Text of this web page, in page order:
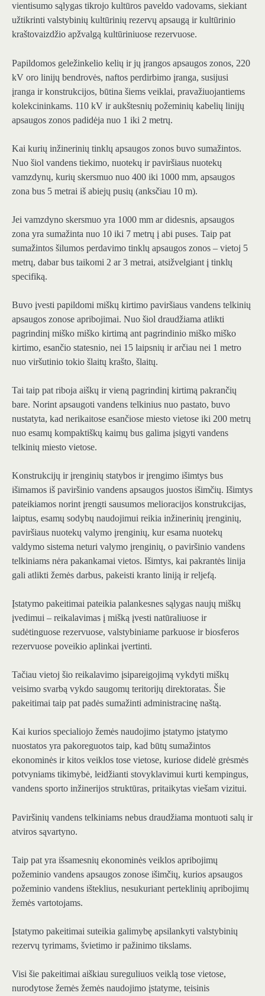
vientisumo sąlygas tikrojo kultūros paveldo vadovams, siekiant
užtikrinti valstybinių kultūrinių rezervų apsaugą ir kultūrinio
kraštovaizdžio apžvalgą kultūriniuose rezervuose.
Papildomos geležinkelio kelių ir jų įrangos apsaugos zonos, 220
kV oro linijų bendrovės, naftos perdirbimo įranga, susijusi
įranga ir konstrukcijos, būtina šiems veiklai, pravažiuojantiems
kolekcininkams. 110 kV ir aukštesnių požeminių kabelių linijų
apsaugos zonos padidėja nuo 1 iki 2 metrų.
Kai kurių inžinerinių tinklų apsaugos zonos buvo sumažintos.
Nuo šiol vandens tiekimo, nuotekų ir paviršiaus nuotekų
vamzdynų, kurių skersmuo nuo 400 iki 1000 mm, apsaugos
zona bus 5 metrai iš abiejų pusių (anksčiau 10 m).
Jei vamzdyno skersmuo yra 1000 mm ar didesnis, apsaugos
zona yra sumažinta nuo 10 iki 7 metrų į abi puses. Taip pat
sumažintos šilumos perdavimo tinklų apsaugos zonos – vietoj 5
metrų, dabar bus taikomi 2 ar 3 metrai, atsižvelgiant į tinklų
specifiką.
Buvo įvesti papildomi miškų kirtimo paviršiaus vandens telkinių
apsaugos zonose apribojimai. Nuo šiol draudžiama atlikti
pagrindinį miško miško kirtimą ant pagrindinio miško miško
kirtimo, esančio statesnio, nei 15 laipsnių ir arčiau nei 1 metro
nuo viršutinio tokio šlaitų krašto, šlaitų.
Tai taip pat riboja aiškų ir vieną pagrindinį kirtimą pakrančių
bare. Norint apsaugoti vandens telkinius nuo pastato, buvo
nustatyta, kad nerikaitose esančiose miesto vietose iki 200 metrų
nuo esamų kompaktiškų kaimų bus galima įsigyti vandens
telkinių miesto vietose.
Konstrukcijų ir įrenginių statybos ir įrengimo išimtys bus
išimamos iš paviršinio vandens apsaugos juostos išimčių. Išimtys
pateikiamos norint įrengti sausumos melioracijos konstrukcijas,
laiptus, esamų sodybų naudojimui reikia inžinerinių įrenginių,
paviršiaus nuotekų valymo įrenginių, kur esama nuotekų
valdymo sistema neturi valymo įrenginių, o paviršinio vandens
telkiniams nėra pakankamai vietos. Išimtys, kai pakrantės linija
gali atlikti žemės darbus, pakeisti kranto liniją ir reljefą.
Įstatymo pakeitimai pateikia palankesnes sąlygas naujų miškų
įvedimui – reikalavimas į mišką įvesti natūraliuose ir
sudėtinguose rezervuose, valstybiniame parkuose ir biosferos
rezervuose poveikio aplinkai įvertinti.
Tačiau vietoj šio reikalavimo įsipareigojimą vykdyti miškų
veisimo svarbą vykdo saugomų teritorijų direktoratas. Šie
pakeitimai taip pat padės sumažinti administracinę naštą.
Kai kurios specialiojo žemės naudojimo įstatymo įstatymo
nuostatos yra pakoreguotos taip, kad būtų sumažintos
ekonominės ir kitos veiklos tose vietose, kuriose didelė grėsmės
potvyniams tikimybė, leidžianti stovyklavimui kurti kempingus,
vandens sporto inžinerijos struktūras, pritaikytas viešam vizitui.
Paviršinių vandens telkiniams nebus draudžiama montuoti salų ir
atviros sąvartyno.
Taip pat yra išsamesnių ekonominės veiklos apribojimų
požeminio vandens apsaugos zonose išimčių, kurios apsaugos
požeminio vandens išteklius, nesukuriant perteklinių apribojimų
žemės vartotojams.
Įstatymo pakeitimai suteikia galimybę apsilankyti valstybinių
rezervų tyrimams, švietimo ir pažinimo tikslams.
Visi šie pakeitimai aiškiau sureguliuos veiklą tose vietose,
nurodytose žemės žemės naudojimo įstatyme, teisinis